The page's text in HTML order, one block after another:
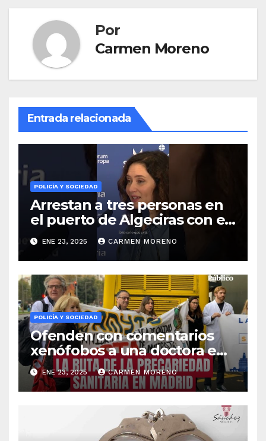
Por
Carmen Moreno
Entrada relacionada
POLICÍA Y SOCIEDAD
Arrestan a tres personas en
el puerto de Algeciras con el
ordenador sustraído a la
abogada vinculada a la
pareja de una figura pública
ENE 23, 2025 CARMEN MORENO
POLICÍA Y SOCIEDAD
Ofenden con comentarios
xenófobos a una doctora en
un ambulatorio de
Benalmádena
ENE 23, 2025 CARMEN MORENO